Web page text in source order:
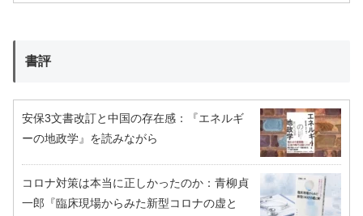
書評
安保3文書改訂と中国の存在感：『エネルギ
ーの地政学』を読みながら
コロナ対策は本当に正しかったのか：青柳貞
一郎『臨床現場からみた新型コロナの虚と